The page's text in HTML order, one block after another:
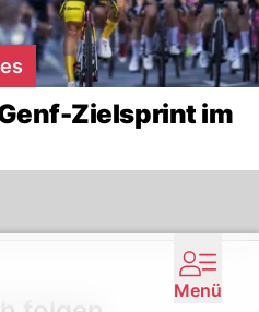
Zielsprint im
Menü